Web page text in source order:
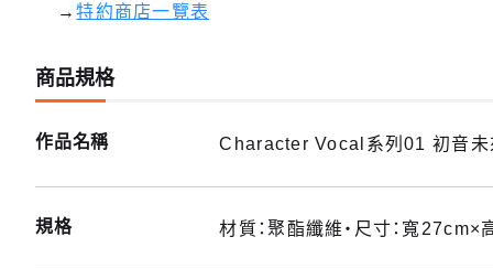
→特約商店一覽表
商品規格
作品名稱 Character Vocal系列01 初音未
規格 材質：聚酯纖維・尺寸：寬